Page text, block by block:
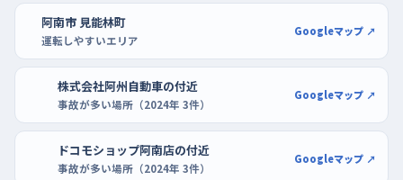
区画に余裕があるので、バックで入れる感覚をつかむのに向いて
いる。
阿南市 見能林町
運転しやすいエリア
Googleマップ ↗
株式会社阿州自動車の付近
事故が多い場所（2024年 3件）
Googleマップ ↗
ドコモショップ阿南店の付近
事故が多い場所（2024年 3件）
Googleマップ ↗